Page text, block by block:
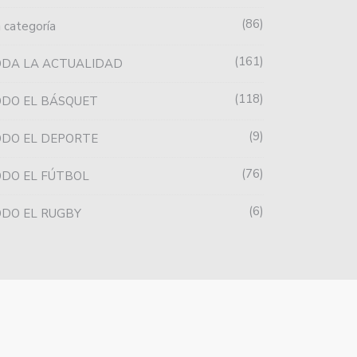
categoría 86
LA ACTUALIDAD 161
EL BÁSQUET 118
EL DEPORTE 9
EL FÚTBOL 76
EL RUGBY 6